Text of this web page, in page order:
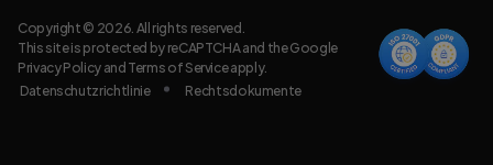
Copyright © 2026. All rights reserved.
This site is protected by reCAPTCHA and the Google
Privacy Policyand Terms of Serviceapply.
Datenschutzrichtlinie
Rechtsdokumente